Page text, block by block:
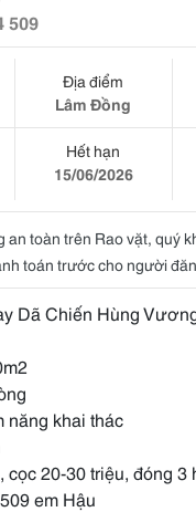
509
Địa điểm
Lâm Đồng
Hết hạn
15/06/2026
an toàn trên Rao vặt, quý
toán trước cho người
Dã Chiến Hùng
năng khai thác
cọc 20-30 triệu, đóng 3
em Hậu